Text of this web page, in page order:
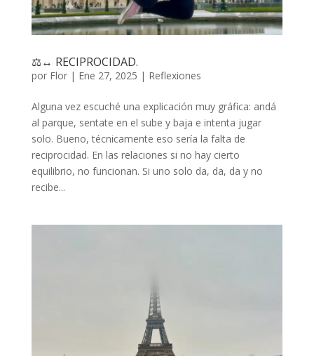
⚖️↔️ RECIPROCIDAD.
por Flor| Ene 27, 2025 | Reflexiones
Alguna vez escuché una explicación muy gráfica: andá
al parque, sentate en el sube y baja e intenta jugar
solo. Bueno, técnicamente eso sería la falta de
reciprocidad. En las relaciones si no hay cierto
equilibrio, no funcionan. Si uno solo da, da, da y no
recibe...